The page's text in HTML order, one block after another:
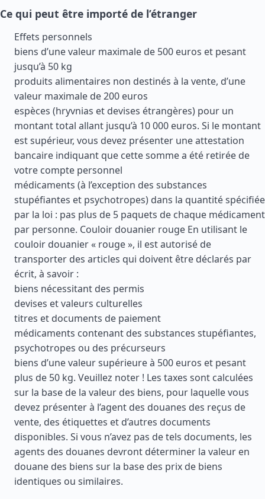
Ce qui peut être importé de l’étranger
Effets personnels
biens d’une valeur maximale de 500 euros et pesant
jusqu’à 50 kg
produits alimentaires non destinés à la vente, d’une
valeur maximale de 200 euros
espèces (hryvnias et devises étrangères) pour un
montant total allant jusqu’à 10 000 euros. Si le montant
est supérieur, vous devez présenter une attestation
bancaire indiquant que cette somme a été retirée de
votre compte personnel
médicaments (à l’exception des substances
stupéfiantes et psychotropes) dans la quantité spécifiée
par la loi : pas plus de 5 paquets de chaque médicament
par personne. Couloir douanier rouge En utilisant le
couloir douanier « rouge », il est autorisé de
transporter des articles qui doivent être déclarés par
écrit, à savoir :
biens nécessitant des permis
devises et valeurs culturelles
titres et documents de paiement
médicaments contenant des substances stupéfiantes,
psychotropes ou des précurseurs
biens d’une valeur supérieure à 500 euros et pesant
plus de 50 kg. Veuillez noter ! Les taxes sont calculées
sur la base de la valeur des biens, pour laquelle vous
devez présenter à l’agent des douanes des reçus de
vente, des étiquettes et d’autres documents
disponibles. Si vous n’avez pas de tels documents, les
agents des douanes devront déterminer la valeur en
douane des biens sur la base des prix de biens
identiques ou similaires.